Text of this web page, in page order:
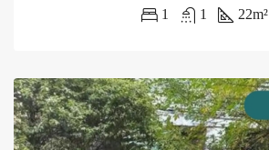
1 1 22m²